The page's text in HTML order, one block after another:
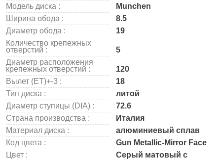
Модель диска :
Munchen
Ширина обода :
8.5
Диаметр обода :
19
Количество крепежных
отверстий :
5
Диаметр расположения
крепежных отверстий :
120
Вылет (ET)+-3 :
18
Тип диска :
литой
Диаметр ступицы (DIA) :
72.6
Страна производства :
Италия
Материал диска :
алюминиевый сплав
Код цвета :
Gun Metallic-Mirror Face
Цвет :
Серый матовый с